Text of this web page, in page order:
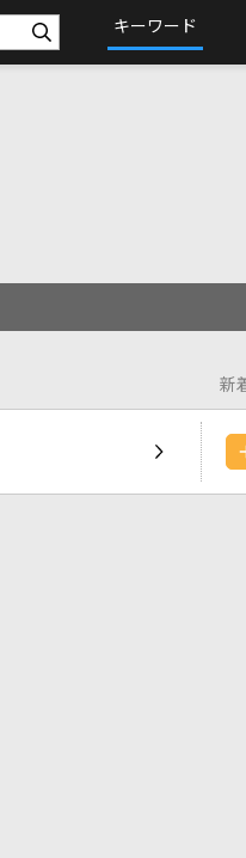
キーワード
新